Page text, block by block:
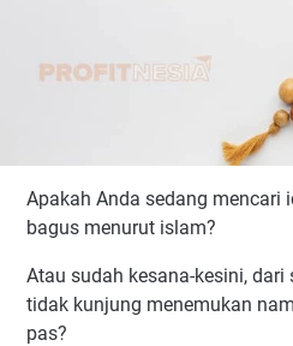
Apakah Anda sedang mencari
bagus menurut islam?
Atau sudah kesana-kesini,
tidak kunjung menemukan
pas?